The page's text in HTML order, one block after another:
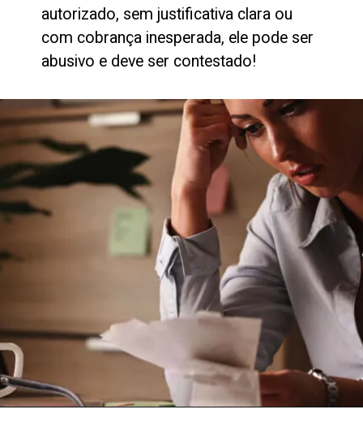
autorizado, sem justificativa clara ou
com cobrança inesperada, ele pode ser
abusivo e deve ser contestado!